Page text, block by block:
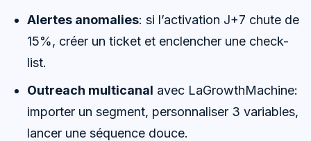
Alertes anomalies: si l’activation J+7 chute de
15%, créer un ticket et enclencher une check-
list.
Outreach multicanal avec LaGrowthMachine:
importer un segment, personnaliser 3 variables,
lancer une séquence douce.